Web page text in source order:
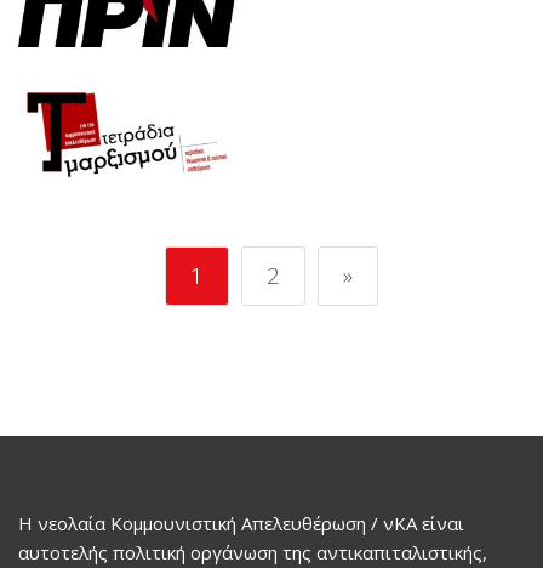
1 2 »
Η νεολαία Κομμουνιστική Απελευθέρωση / νΚΑ είναι
αυτοτελής πολιτική οργάνωση της αντικαπιταλιστικής,